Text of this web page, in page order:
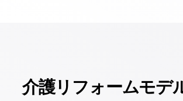
介護リフォームモデ